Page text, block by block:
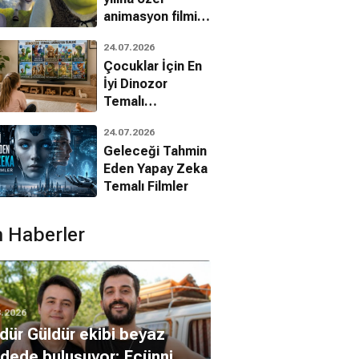
Can
animasyon filmin
24.07.2026
Çocuklar İçin En
İyi Dinozor
Temalı
Filmleri
24.07.2026
Geleceği Tahmin
Eden Yapay Zeka
Temalı Filmler
Haberler
Güldür ekibi beyaz